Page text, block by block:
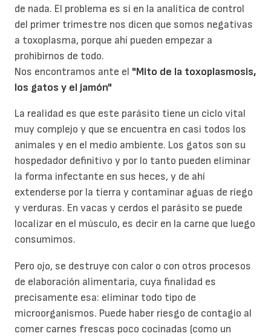
de nada. El problema es si en la analítica de control
del primer trimestre nos dicen que somos negativas
a toxoplasma, porque ahí pueden empezar a
prohibirnos de todo.
Nos encontramos ante el "Mito de la toxoplasmosis,
los gatos y el jamón"
La realidad es que este parásito tiene un ciclo vital
muy complejo y que se encuentra en casi todos los
animales y en el medio ambiente. Los gatos son su
hospedador definitivo y por lo tanto pueden eliminar
la forma infectante en sus heces, y de ahí
extenderse por la tierra y contaminar aguas de riego
y verduras. En vacas y cerdos el parásito se puede
localizar en el músculo, es decir en la carne que luego
consumimos.
Pero ojo, se destruye con calor o con otros procesos
de elaboración alimentaria, cuya finalidad es
precisamente esa: eliminar todo tipo de
microorganismos. Puede haber riesgo de contagio al
comer carnes frescas poco cocinadas (como un